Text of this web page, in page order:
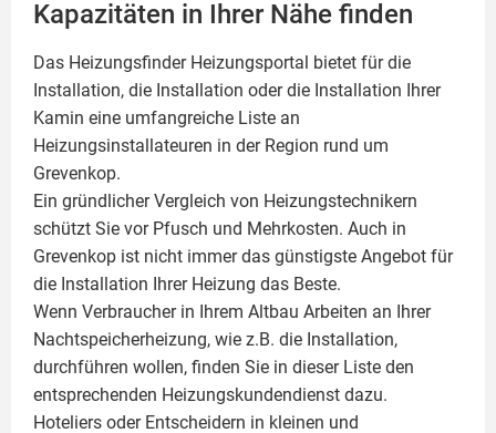
Kapazitäten in Ihrer Nähe finden
Das Heizungsfinder Heizungsportal bietet für die
Installation, die Installation oder die Installation Ihrer
Kamin eine umfangreiche Liste an
Heizungsinstallateuren in der Region rund um
Grevenkop.
Ein gründlicher Vergleich von Heizungstechnikern
schützt Sie vor Pfusch und Mehrkosten. Auch in
Grevenkop ist nicht immer das günstigste Angebot für
die Installation Ihrer Heizung das Beste.
Wenn Verbraucher in Ihrem Altbau Arbeiten an Ihrer
Nachtspeicherheizung, wie z.B. die Installation,
durchführen wollen, finden Sie in dieser Liste den
entsprechenden Heizungskundendienst dazu.
Hoteliers oder Entscheidern in kleinen und